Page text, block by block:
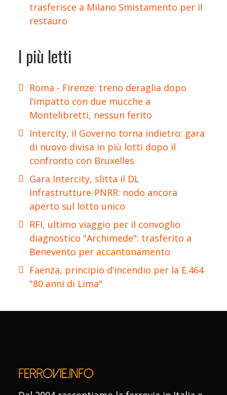
trasferisce a Milano Smistamento per il
restauro
I più letti
Roma - Firenze: treno deraglia dopo
l’impatto con due mucche a
Montelibretti, nessun ferito
Intercity, il Governo torna indietro: gara
di nuovo divisa in più lotti dopo il
confronto con Bruxelles
Gara Intercity, slitta il DL
Infrastrutture-PNRR: nodo ancora
aperto sul lotto unico
RFI, ultimo viaggio per il convoglio
diagnostico "Archimede": trasferito a
Benevento per accantonamento
Faenza, principio d’incendio per la E.464
"80 anni di Lima"